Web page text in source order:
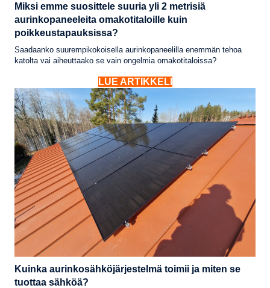
Miksi emme suosittele suuria yli 2 metrisiä
aurinkopaneeleita omakotitaloille kuin
poikkeustapauksissa?
Saadaanko suurempikokoisella aurinkopaneelilla enemmän tehoa
katolta vai aiheuttaako se vain ongelmia omakotitaloissa?
LUE ARTIKKELI
Kuinka aurinkosähköjärjestelmä toimii ja miten se
tuottaa sähköä?